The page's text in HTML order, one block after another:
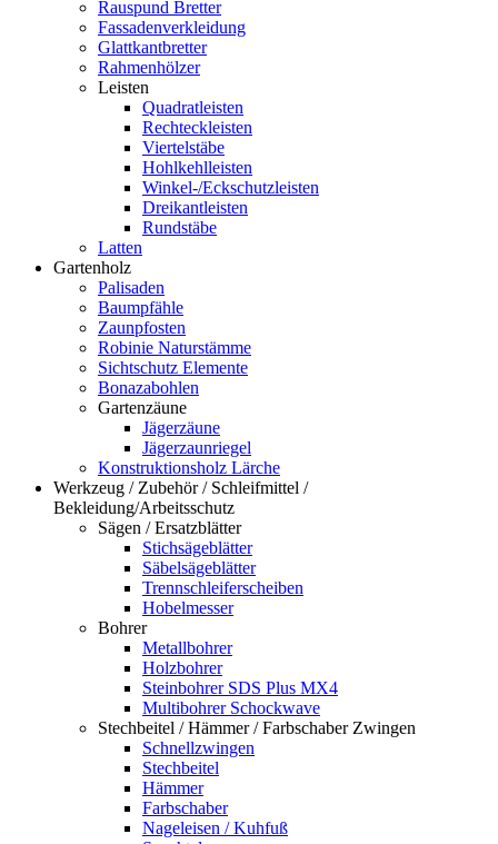
Rauspund Bretter
Fassadenverkleidung
Glattkantbretter
Rahmenhölzer
Leisten
Quadratleisten
Rechteckleisten
Viertelstäbe
Hohlkehlleisten
Winkel-/Eckschutzleisten
Dreikantleisten
Rundstäbe
Latten
Gartenholz
Palisaden
Baumpfähle
Zaunpfosten
Robinie Naturstämme
Sichtschutz Elemente
Bonazabohlen
Gartenzäune
Jägerzäune
Jägerzaunriegel
Konstruktionsholz Lärche
Werkzeug / Zubehör / Schleifmittel /
Bekleidung/Arbeitsschutz
Sägen / Ersatzblätter
Stichsägeblätter
Säbelsägeblätter
Trennschleiferscheiben
Hobelmesser
Bohrer
Metallbohrer
Holzbohrer
Steinbohrer SDS Plus MX4
Multibohrer Schockwave
Stechbeitel / Hämmer / Farbschaber Zwingen
Schnellzwingen
Stechbeitel
Hämmer
Farbschaber
Nageleisen / Kuhfuß